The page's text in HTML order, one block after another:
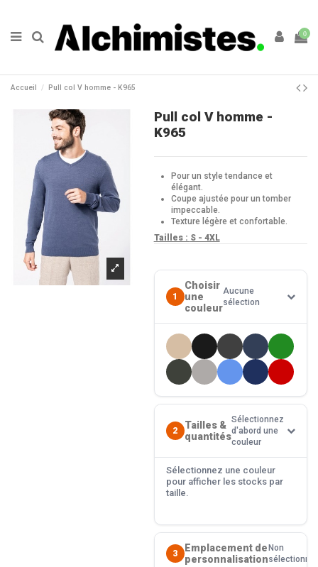
0
Accueil Pull col V homme - K965
Pull col V homme -
K965
Pour un style tendance et
élégant.
Coupe ajustée pour un tomber
impeccable.
Texture légère et confortable.
Tailles : S - 4XL
1
Choisir
une
couleur
Aucune
sélection
2
Tailles &
quantités
Sélectionnez
d'abord une
couleur
Sélectionnez une couleur
pour afficher les stocks par
taille.
3
Emplacement de
personnalisation
Non
sélectionné